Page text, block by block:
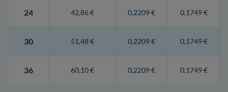
24 42,86 € 0,2209 € 0,1749 €
30 51,48 € 0,2209 € 0,1749 €
36 60,10 € 0,2209 € 0,1749 €